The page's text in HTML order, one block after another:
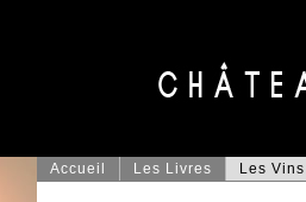
Accueil Les Livres Les Vins